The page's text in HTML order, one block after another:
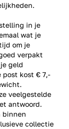
in je
wat je
om je
verpakt
geld
post kost € 7,-
veelgestelde
antwoord.
binnen
collectie